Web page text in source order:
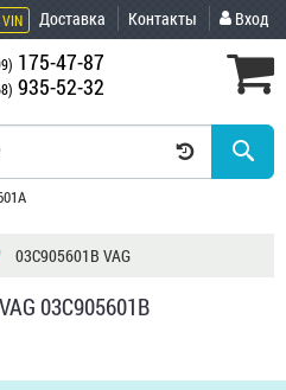
Доставка Контакты Вход
175-47-87
935-52-32
03C905601B VAG
03C905601B